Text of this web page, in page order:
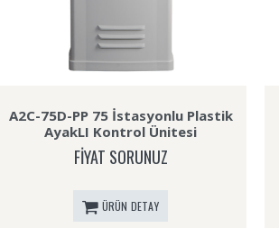
A2C-75D-PP 75 İstasyonlu Plastik
AyakLI Kontrol Ünitesi
FİYAT SORUNUZ
ÜRÜN DETAY